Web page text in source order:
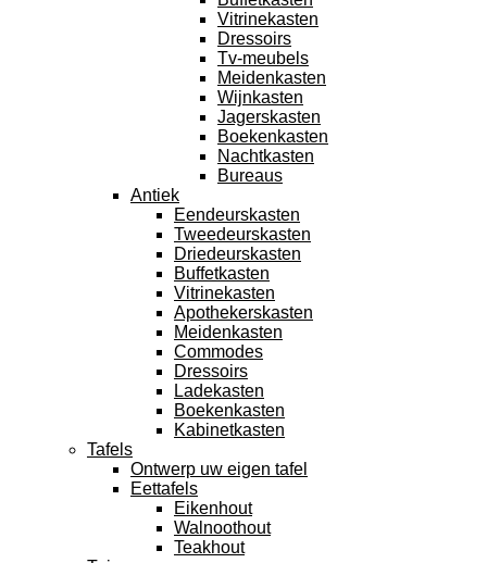
Vitrinekasten
Dressoirs
Tv-meubels
Meidenkasten
Wijnkasten
Jagerskasten
Boekenkasten
Nachtkasten
Bureaus
Antiek
Eendeurskasten
Tweedeurskasten
Driedeurskasten
Buffetkasten
Vitrinekasten
Apothekerskasten
Meidenkasten
Commodes
Dressoirs
Ladekasten
Boekenkasten
Kabinetkasten
Tafels
Ontwerp uw eigen tafel
Eettafels
Eikenhout
Walnoothout
Teakhout